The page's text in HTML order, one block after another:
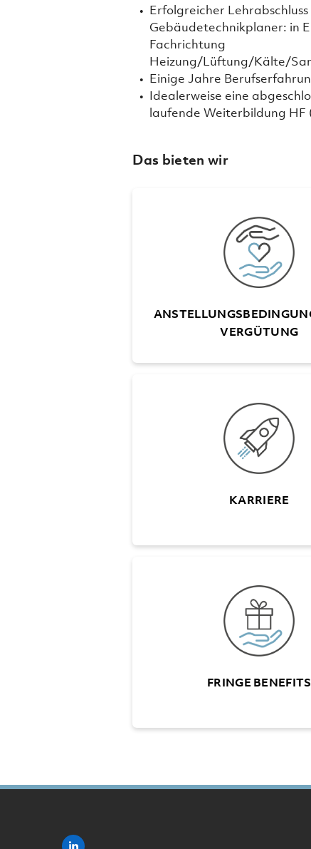
Erfolgreicher Lehrabschluss
Gebäudetechnikplaner: in
Fachrichtung
Heizung/Lüftung/Kälte/
Einige Jahre
Idealerweise eine
laufende Weiterbildung HF
Das bieten wir
VERGÜTUNG
Flexible
25 Ferientage, ab 55 Jahren
Unbezahlter Urlaub bis zu 6
Treueprämien für
Fünfjahresrythmus
KARRIERE
FRINGE BENEFITS
Diverse
Angebote in
Halbtax